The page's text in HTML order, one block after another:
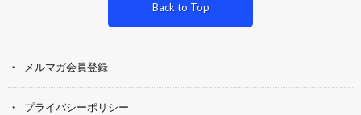
Back to Top
メルマガ会員登録
プライバシーポリシー